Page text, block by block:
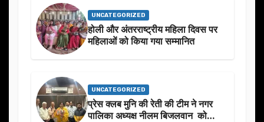
UNCATEGORIZED
होली और अंतरराष्ट्रीय महिला दिवस पर
महिलाओं को किया गया सम्मानित
UNCATEGORIZED
प्रेस क्लब मुनि की रेती की टीम ने नगर
पालिका अध्यक्ष नीलम बिजलवान को